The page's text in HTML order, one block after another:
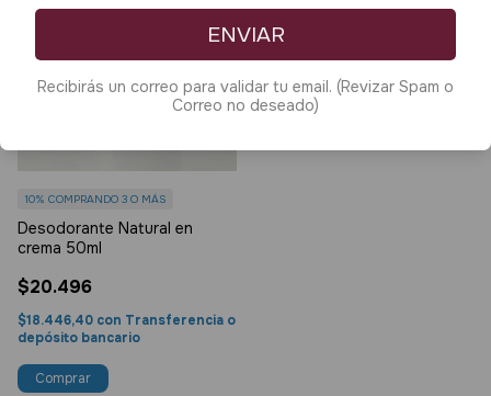
Desodorante Natural en
crema 50ml
$20.496
10% COMPRANDO 3 O MÁS
$18.446,40 con Transferencia o
depósito bancario
ENVIAR
Recibirás un correo para validar tu email. (Revizar Spam o
Correo no deseado)